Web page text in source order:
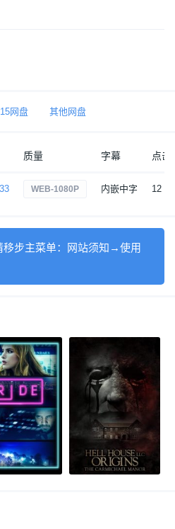
网盘 其他网盘
质量 字幕 点击
WEB-1080P 内嵌中字 12
移步主菜单：网站须知→使用